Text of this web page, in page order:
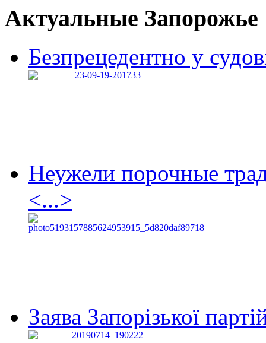
Актуальные Запорожье
Безпрецедентно у
Неужели порочные
<...>
Заява Запорізької